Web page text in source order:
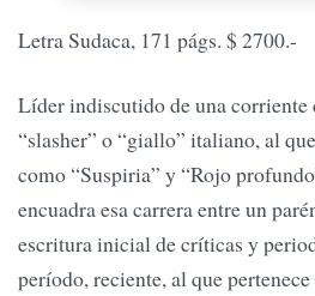
Letra Sudaca, 171 págs. $ 2700.-
Líder indiscutido de una corriente
“slasher” o “giallo” italiano, al
como “Suspiria” y “Rojo
encuadra esa carrera entre un
escritura inicial de críticas y
período, reciente, al que